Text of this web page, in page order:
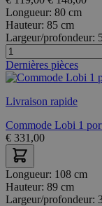
Longueur: 80 cm
Hauteur: 85 cm
Largeur/profondeur:
Dernières pièces
Livraison rapide
Commode Lobi 1
€ 331,00
Longueur: 108 cm
Hauteur: 89 cm
Largeur/profondeur: